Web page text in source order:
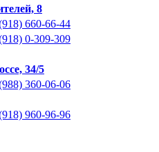
8
660-66-44
0-309-309
34/5
360-06-06
960-96-96